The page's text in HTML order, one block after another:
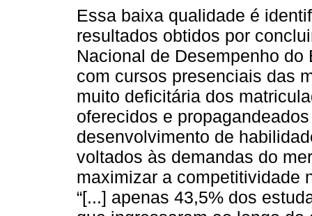
Essa baixa qualidade é
resultados obtidos por
Nacional de Desempenho
com cursos presenciais das
muito deficitária dos
oferecidos e
desenvolvimento de
voltados às demandas do
maximizar a competitividade
“[...] apenas 43,5% dos